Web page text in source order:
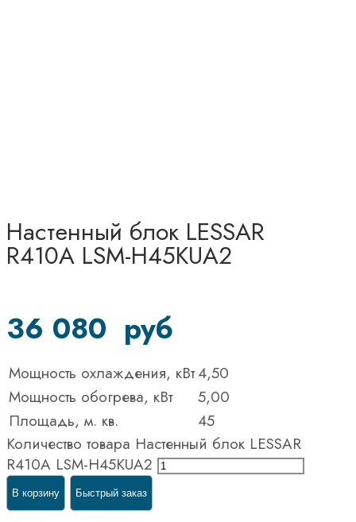
Настенный блок LESSAR
R410A LSM-H45KUA2
36 080 руб
Мощность охлаждения, кВт4,50
Мощность обогрева, кВт
5,00
Площадь, м. кв.
45
Количество товара Настенный блок LESSAR
R410A LSM-H45KUA2
В корзину Быстрый заказ